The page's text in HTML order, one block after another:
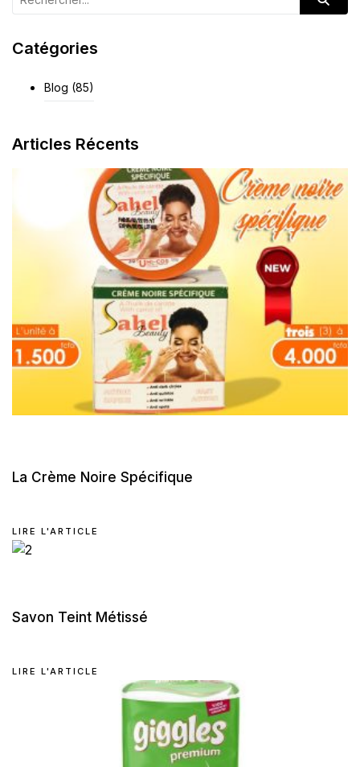
Catégories
Blog (85)
Articles Récents
La Crème Noire Spécifique
LIRE L'ARTICLE
Savon Teint Métissé
LIRE L'ARTICLE